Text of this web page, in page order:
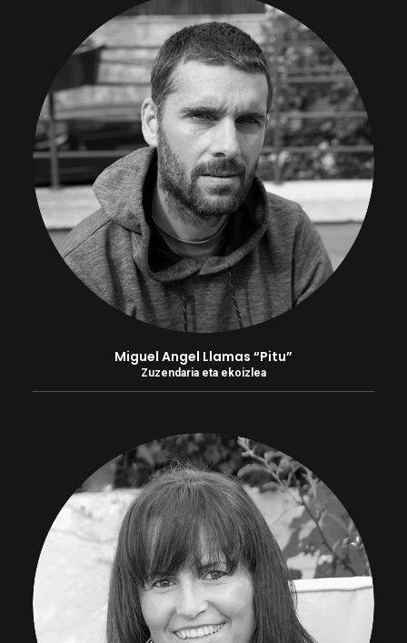
Miguel Angel Llamas “Pitu”
Zuzendaria eta ekoizlea